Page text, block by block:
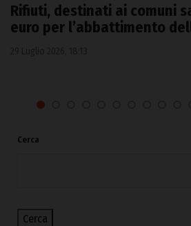
Rifiuti, destinati ai comuni
euro per l’abbattimento
Cerca
Cerca